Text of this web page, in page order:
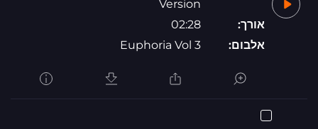
Version
אורך:
02:28
אלבום:
Euphoria Vol 3